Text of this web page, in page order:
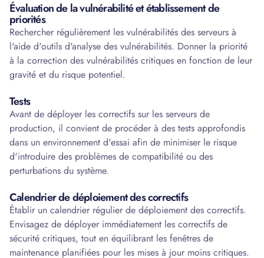
Évaluation de la vulnérabilité et établissement de
priorités
Rechercher régulièrement les vulnérabilités des serveurs à
l'aide d'outils d'analyse des vulnérabilités. Donner la priorité
à la correction des vulnérabilités critiques en fonction de leur
gravité et du risque potentiel.
Tests
Avant de déployer les correctifs sur les serveurs de
production, il convient de procéder à des tests approfondis
dans un environnement d'essai afin de minimiser le risque
d'introduire des problèmes de compatibilité ou des
perturbations du système.
Calendrier de déploiement des correctifs
Établir un calendrier régulier de déploiement des correctifs.
Envisagez de déployer immédiatement les correctifs de
sécurité critiques, tout en équilibrant les fenêtres de
maintenance planifiées pour les mises à jour moins critiques.